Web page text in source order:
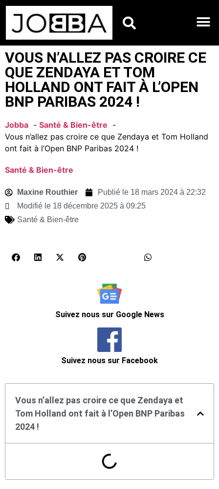
VOUS N’ALLEZ PAS CROIRE CE
QUE ZENDAYA ET TOM
HOLLAND ONT FAIT À L’OPEN
BNP PARIBAS 2024 !
Jobba
Santé & Bien-être
Vous n’allez pas croire ce que Zendaya et Tom Holland
ont fait à l’Open BNP Paribas 2024 !
Santé & Bien-être
Maxine Routhier Publié le 18 mars 2024 à 22:32
Modifié le 18 décembre 2025 à 09:25
Santé & Bien-être
Suivez nous sur Google News
Suivez nous sur Facebook
Vous n’allez pas croire ce que Zendaya et
Tom Holland ont fait à l’Open BNP Paribas
2024 !